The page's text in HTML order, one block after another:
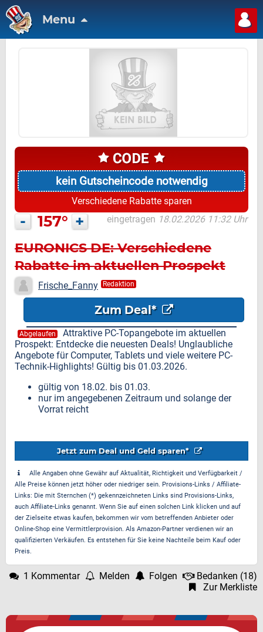
Menu
kein Gutscheincode notwendig
Verschiedene Rabatte sparen
- 157° + eingetragen 18.02.2026 11:32 Uhr
EURONICS DE: Verschiedene
Rabatte im aktuellen Prospekt
Frische_Fanny Redaktion
Zum Deal*
Abgelaufen
Attraktive PC-Topangebote im aktuellen
Prospekt: Entdecke die neuesten Deals! Unglaubliche
Angebote für Computer, Tablets und viele weitere PC-
Technik-Highlights! Gültig bis 01.03.2026.
gültig von 18.02. bis 01.03.
nur im angegebenen Zeitraum und solange der
Vorrat reicht
Jetzt zum Deal und Geld sparen*
Alle Angaben ohne Gewähr auf Aktualität, Richtigkeit und Verfügbarkeit /
Alle Preise können jetzt höher oder niedriger sein. Provisions-Links / Affiliate-
Links: Die mit Sternchen (*) gekennzeichneten Links sind Provisions-Links,
auch Affiliate-Links genannt. Wenn Sie auf einen solchen Link klicken und auf
der Zielseite etwas kaufen, bekommen wir vom betreffenden Anbieter oder
Online-Shop eine Vermittlerprovision. Als Amazon-Partner verdienen wir an
qualifizierten Verkäufen. Es entstehen für Sie keine Nachteile beim Kauf oder
Preis.
1 Kommentar Melden Folgen Bedanken (18)
Zur Merkliste